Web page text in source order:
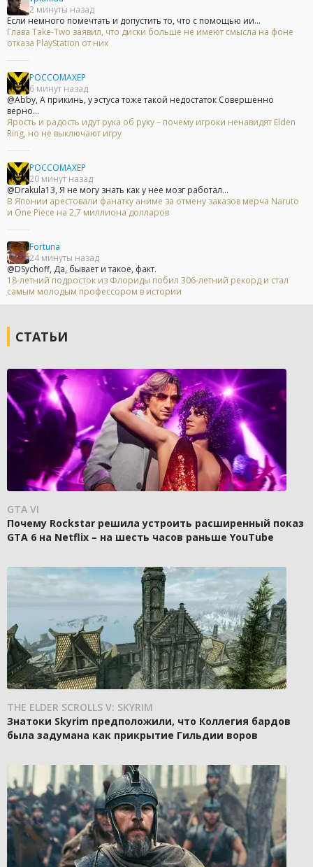
2 минуты назад
Если немного помечтать и допустить то, что с помощью ии...
Глава Take-Two заявил, что диски больше не имеют смысла на фоне
отказа PlayStation от них
POCCOMAXEP
6 минут назад
@Abby, А прикинь, у эстуса тоже такой недостаток Совершенно
верно...
Ярость и радость идут рука об руку – почему игроки ненавидят Elden
Ring, но не выключают игру
POCCOMAXEP
20 минут назад
@Drakula13, Я не могу знать как у нее мозг работал...
В Японии арестовали фанатку аниме за отмену заказов мерча Naruto
и One Piece на 2,7 миллиона долларов
Fortuna
24 минуты назад
@DSychoff, Да, бывает и такое, факт.
18-летний подросток из Флориды побил 306-летний рекорд и стал
самым молодым профессором в истории
СТАТЬИ
GTA VI
Почему Rockstar решила устроить расширенный показ
GTA 6 на Netflix – на шесть часов раньше YouTube
THE ELDER SCROLLS V: SKYRIM
Знатоки Skyrim предположили, что Коллегия бардов
была задумана как прикрытие Гильдии воров